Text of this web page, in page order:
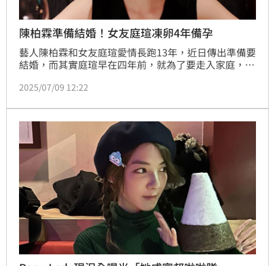
陳柏霖準備結婚！女友庭瑄凍卵4年備孕
藝人陳柏霖和女友庭瑄愛情長跑13年，近日傳出準備要
結婚，而其實庭瑄早在四年前，就為了要走入家庭，提
情，還剪輯成影片。
2025/07/09 12:22